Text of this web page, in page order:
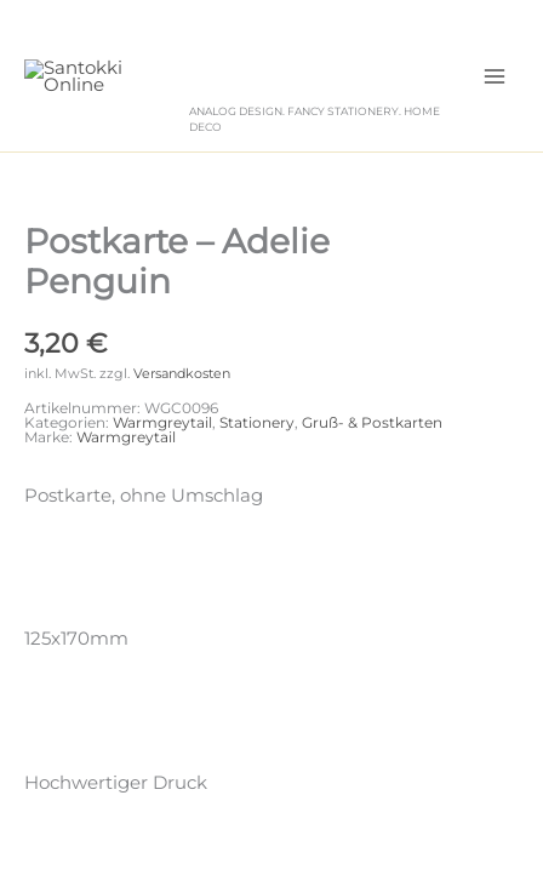
ANALOG DESIGN. FANCY STATIONERY. HOME
DECO
Postkarte – Adelie
Penguin
3,20 €
inkl. MwSt. zzgl. Versandkosten
Artikelnummer: WGC0096
Kategorien: Warmgreytail Stationery Gruß- & Postkarten
Marke: Warmgreytail
Postkarte, ohne Umschlag
125x170mm
Hochwertiger Druck